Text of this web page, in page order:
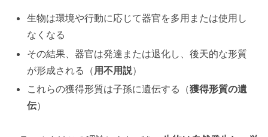
生物は環境や行動に応じて器官を多用または使用し
なくなる
その結果、器官は発達または退化し、後天的な形質
が形成される（ 用不用説）
これらの獲得形質は子孫に遺伝する（獲得形質の遺
伝）